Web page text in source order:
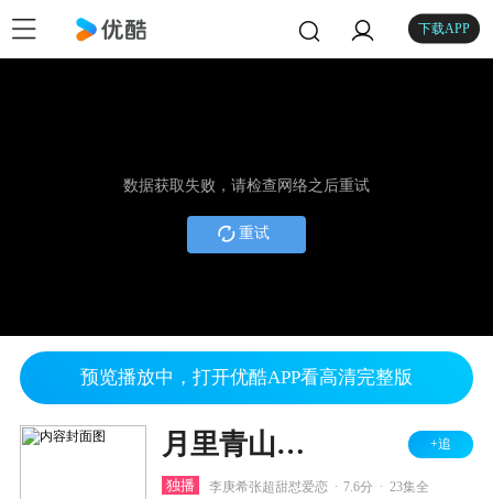
下载APP
数据获取失败，请检查网络之后重试
重试
预览播放中，打开优酷APP看高清完整版
月里青山淡如画 +追
独播 李庚希张超甜怼爱恋 7.6分 23集全